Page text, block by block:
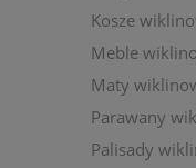
Kosze
Meble
Maty
Parawany
Palisady